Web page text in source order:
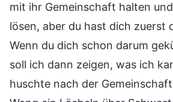
mit ihr Gemeinschaft halten
lösen, aber du hast dich zuerst
Wenn du dich schon darum
soll ich dann zeigen, was ich
huschte nach der